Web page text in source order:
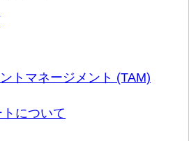
トマネージメント (TAM)
について